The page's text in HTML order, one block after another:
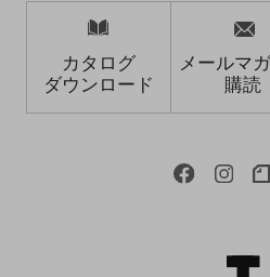
カタログ
ダウンロード
メールマ
購読